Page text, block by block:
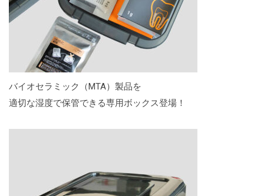
バイオセラミック（MTA）製品を
適切な湿度で保管できる専用ボックス登場！